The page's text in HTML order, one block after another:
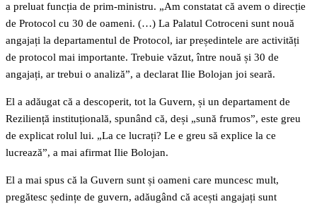
a preluat funcția de prim-ministru. „Am constatat că avem o direcție
de Protocol cu 30 de oameni. (…) La Palatul Cotroceni sunt nouă
angajați la departamentul de Protocol, iar președintele are activități
de protocol mai importante. Trebuie văzut, între nouă și 30 de
angajați, ar trebui o analiză”, a declarat Ilie Bolojan joi seară.
El a adăugat că a descoperit, tot la Guvern, și un departament de
Reziliență instituțională, spunând că, deși „sună frumos”, este greu
de explicat rolul lui. „La ce lucrați? Le e greu să explice la ce
lucrează”, a mai afirmat Ilie Bolojan.
El a mai spus că la Guvern sunt și oameni care muncesc mult,
pregătesc ședințe de guvern, adăugând că acești angajați sunt